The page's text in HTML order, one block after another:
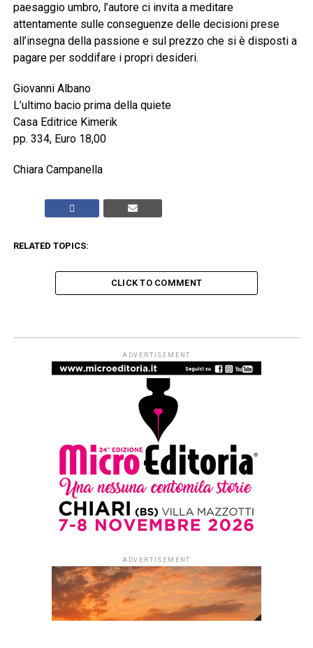
paesaggio umbro, l’autore ci invita a meditare
attentamente sulle conseguenze delle decisioni prese
all’insegna della passione e sul prezzo che si è disposti a
pagare per soddifare i propri desideri.
Giovanni Albano
L’ultimo bacio prima della quiete
Casa Editrice Kimerik
pp. 334, Euro 18,00
Chiara Campanella
RELATED TOPICS:
CLICK TO COMMENT
ADVERTISEMENT
ADVERTISEMENT